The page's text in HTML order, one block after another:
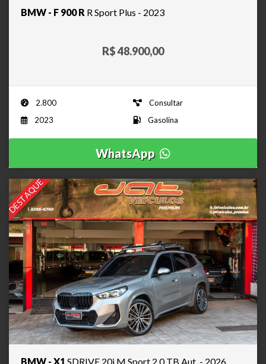
BMW - F 900 R R Sport Plus - 2023
R$ 48.900,00
2.800
Consultar
2023
Gasolina
WhatsApp
DESTAQUE
BMW - X1SDRIVE 20i M Sport 2.0 TB Aut. - 2026